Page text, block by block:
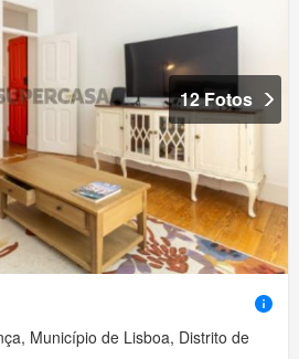
12 Fotos
Município de Lisboa, Distrito de